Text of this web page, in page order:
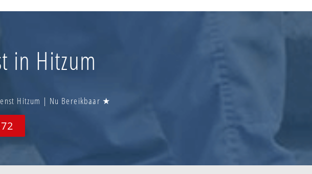
in Hitzum
Hitzum | Nu Bereikbaar ★